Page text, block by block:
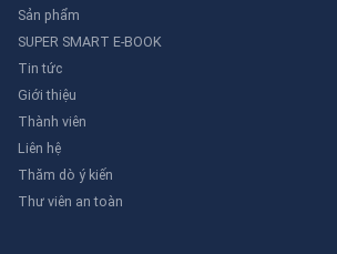
Sản phẩm
SUPER SMART E-BOOK
Tin tức
Giới thiệu
Thành viên
Liên hệ
Thăm dò ý kiến
Thư viên an toàn